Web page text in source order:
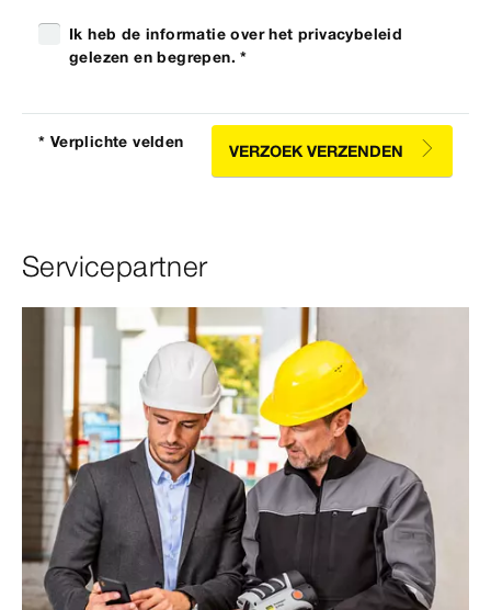
Ik heb de informatie over het privacybeleid
gelezen en begrepen. *
* Verplichte velden
VERZOEK VERZENDEN
Servicepartner